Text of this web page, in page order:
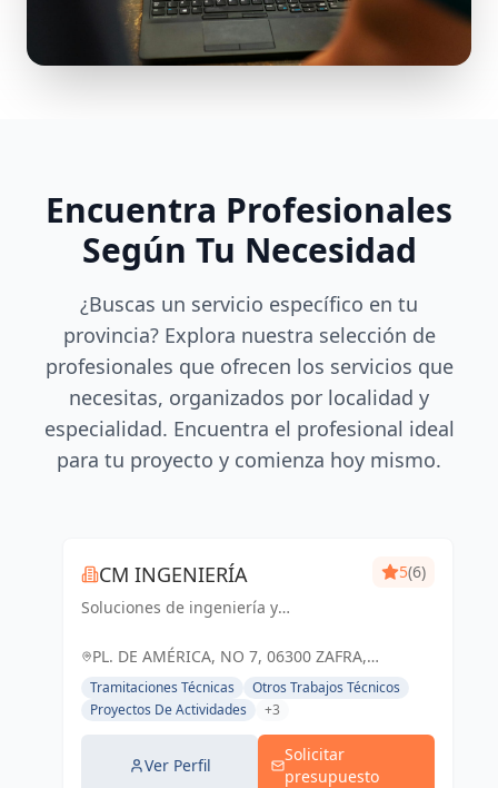
Encuentra Profesionales
Según Tu Necesidad
¿Buscas un servicio específico en tu
provincia? Explora nuestra selección de
profesionales que ofrecen los servicios que
necesitas, organizados por localidad y
especialidad. Encuentra el profesional ideal
para tu proyecto y comienza hoy mismo.
CM INGENIERÍA
Soluciones de ingeniería y
necesidades. Cm Ingeniería, tu socio
5(6)
PL. DE AMÉRICA, NO 7, 06300 ZAFRA,
BADAJOZ, ESPAÑA, España
Tramitaciones Técnicas
Otros Trabajos Técnicos
Proyectos De Actividades
+3
Ver Perfil
Solicitar
presupuesto